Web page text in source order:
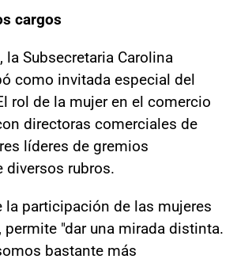
cargos
la Subsecretaria Carolina
como invitada especial del
rol de la mujer en el comercio
directoras comerciales de
líderes de gremios
diversos rubros.
la participación de las mujeres
"dar una mirada distinta.
bastante más